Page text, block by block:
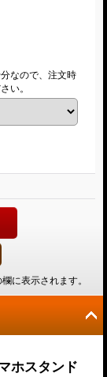
なので、注文時
い。
に表示されます。
ホスタンド